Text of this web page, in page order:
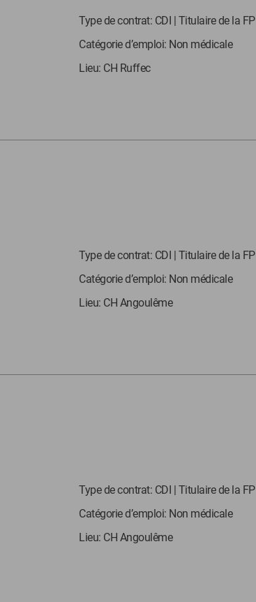
Type de contrat: CDI | Titulaire de la FP
Catégorie d’emploi: Non médicale
Lieu: CH Ruffec
Type de contrat: CDI | Titulaire de la FP
Catégorie d’emploi: Non médicale
Lieu: CH Angoulême
Type de contrat: CDI | Titulaire de la FP
Catégorie d’emploi: Non médicale
Lieu: CH Angoulême